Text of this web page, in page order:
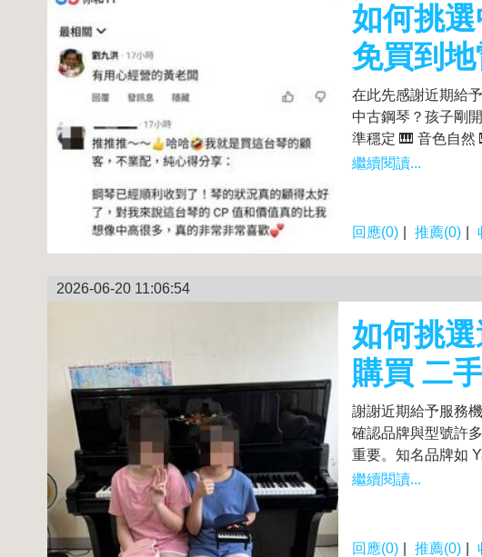
如何挑
免買到
在此先感謝近期給
中古鋼琴？孩子剛
準穩定 🎹 音色自然
繼續閱讀...
回應(0) 推薦(0)
2026-06-20 11:06:54
如何挑
購買 二
謝謝近期給予服務
確認品牌與型號許
重要。知名品牌如
繼續閱讀...
回應(0) 推薦(0)